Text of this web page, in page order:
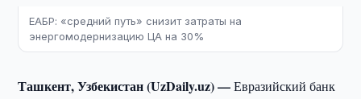
ЕАБР: «средний путь» снизит затраты на
энергомодернизацию ЦА на 30%
Ташкент, Узбекистан (UzDaily.uz) —Евразийский банк